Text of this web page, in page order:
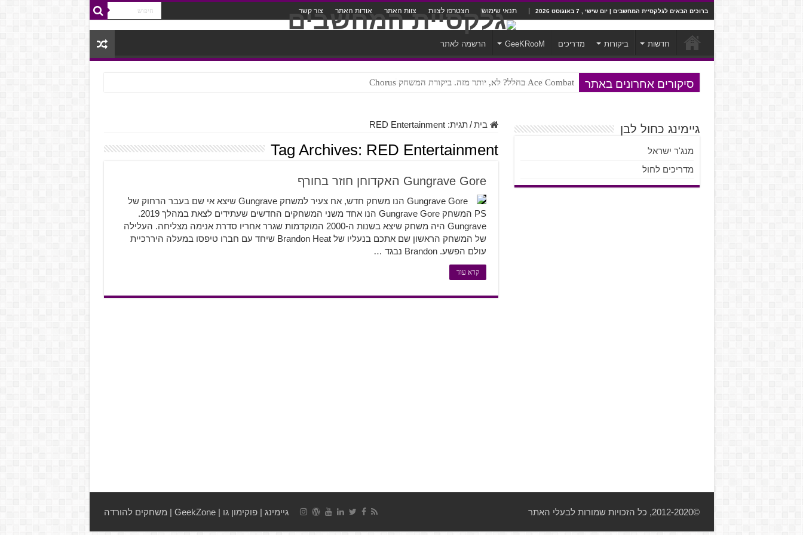
ברוכים הבאים לגלקסיית המחשבים | יום שישי , 7 באוגוסט 2026 תנאי שימוש הצטרפו לצוות צוות האתר אודות האתר צור קשר
חדשות ביקורות מדריכים GeeKRooM הרשמה לאתר
סיקורים אחרונים באתר Ace Combat בחלל? לא, יותר מזה. ביקורת המשחק Chorus
Steven Universe והשירים שתורגמו בצורה נוראית לעברית
בית / תגית:RED Entertainment
Tag Archives: RED Entertainment
Gungrave Gore האקדוחן חוזר בחורף
Gungrave Gore הנו משחק חדש, אח צעיר למשחק Gungrave שיצא אי שם בעבר הרחוק של
PS המשחק Gungrave Gore הנו אחד משני המשחקים החדשים שעתידים לצאת במהלך 2019.
Gungrave היה משחק שיצא בשנות ה-2000 המוקדמות שגרר אחריו סדרת אנימה מצליחה. העלילה
של המשחק הראשון שם אתכם בנעליו של Brandon Heat שיחד עם חברו טיפסו במעלה היררכיית
עולם הפשע. Brandon נבגד …
קרא עוד
גיימינג כחול לבן
מנג'ר ישראל
מדריכים לחול
גיימינג |פוקימון גו |
GeekZone
| משחקים להורדה ©2012-2020, כל הזכויות שמורות לבעלי האתר